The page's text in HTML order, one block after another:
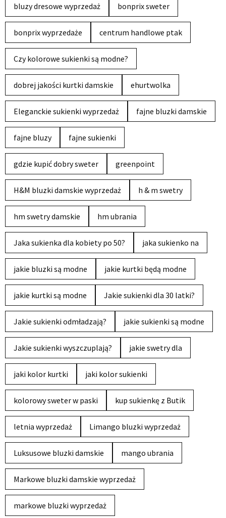
bluzy dresowe wyprzedaż bonprix sweter
bonprix wyprzedaże centrum handlowe ptak
Czy kolorowe sukienki są modne?
dobrej jakości kurtki damskie ehurtwolka
Eleganckie sukienki wyprzedaż fajne bluzki damskie
fajne bluzy fajne sukienki
gdzie kupić dobry sweter greenpoint
H&M bluzki damskie wyprzedaż h & m swetry
hm swetry damskie hm ubrania
Jaka sukienka dla kobiety po 50? jaka sukienko na
jakie bluzki są modne jakie kurtki będą modne
jakie kurtki są modne Jakie sukienki dla 30 latki?
Jakie sukienki odmładzają? jakie sukienki są modne
Jakie sukienki wyszczuplają? jakie swetry dla
jaki kolor kurtki jaki kolor sukienki
kolorowy sweter w paski kup sukienkę z Butik
letnia wyprzedaż Limango bluzki wyprzedaż
Luksusowe bluzki damskie mango ubrania
Markowe bluzki damskie wyprzedaż
markowe bluzki wyprzedaż